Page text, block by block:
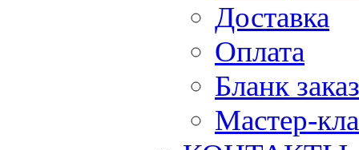
Доставка
Оплата
Бланк
Мастер-